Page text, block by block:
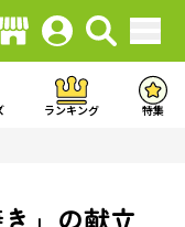
ランキング 特集
き」の献立